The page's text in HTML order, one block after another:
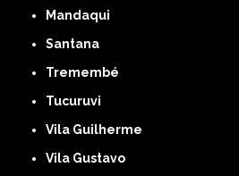
Mandaqui
Santana
Tremembé
Tucuruvi
Vila Guilherme
Vila Gustavo